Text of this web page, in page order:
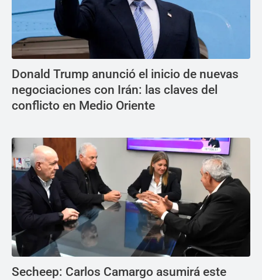
Donald Trump anunció el inicio de nuevas
negociaciones con Irán: las claves del
conflicto en Medio Oriente
Secheep: Carlos Camargo asumirá este